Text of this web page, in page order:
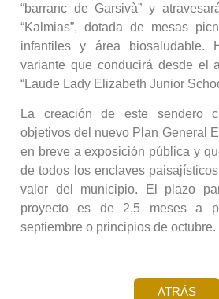
“barranc de Garsivà” y
“Kalmias”, dotada de mesas
infantiles y área biosaludable.
variante que conducirá desde el
“Laude Lady Elizabeth Junior
La creación de este sendero
objetivos del nuevo Plan General
en breve a exposición pública y
de todos los enclaves
valor del municipio. El plazo
proyecto es de 2,5 meses a
septiembre o principios de octubre.
ATRÁS